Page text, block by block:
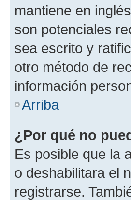
mantiene en
son potenciales
sea escrito y
otro método de
información
Arriba
¿Por qué no
Es posible que la
o deshabilitara el
registrarse.